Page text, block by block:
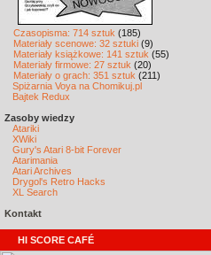
Czasopisma: 714 sztuk (185)
Materiały scenowe: 32 sztuki (9)
Materiały książkowe: 141 sztuk (55)
Materiały firmowe: 27 sztuk (20)
Materiały o grach: 351 sztuk (211)
Spiżarnia Voya na Chomikuj.pl
Bajtek Redux
Zasoby wiedzy
Atariki
XWiki
Gury's Atari 8-bit Forever
Atarimania
Atari Archives
Drygol's Retro Hacks
XL Search
Kontakt
HI SCORE CAFÉ